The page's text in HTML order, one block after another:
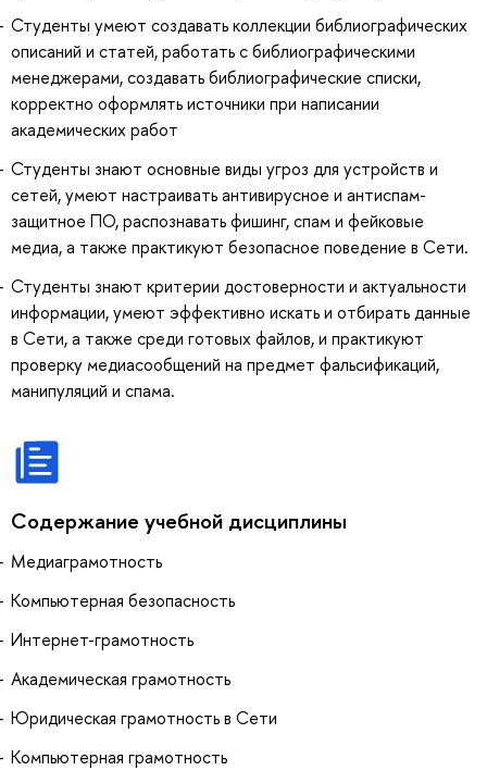
Студенты умеют создавать коллекции библиографических
описаний и статей, работать с библиографическими
менеджерами, создавать библиографические списки,
корректно оформлять источники при написании
академических работ
Студенты знают основные виды угроз для устройств и
сетей, умеют настраивать антивирусное и антиспам-
защитное ПО, распознавать фишинг, спам и фейковые
медиа, а также практикуют безопасное поведение в Сети.
Студенты знают критерии достоверности и актуальности
информации, умеют эффективно искать и отбирать данные
в Сети, а также среди готовых файлов, и практикуют
проверку медиасообщений на предмет фальсификаций,
манипуляций и спама.
Содержание учебной дисциплины
Медиаграмотность
Компьютерная безопасность
Интернет-грамотность
Академическая грамотность
Юридическая грамотность в Сети
Компьютерная грамотность